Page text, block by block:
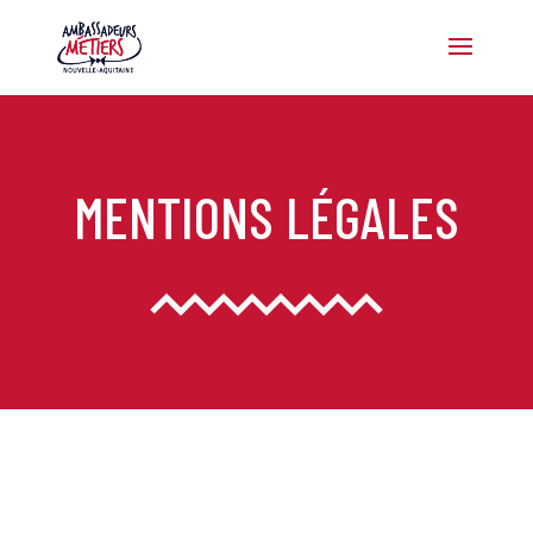
MENTIONS LÉGALES